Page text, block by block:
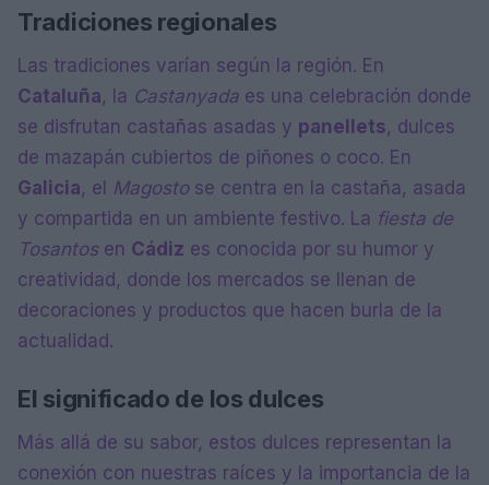
Tradiciones regionales
Las tradiciones varían según la región. En
Cataluña, la Castanyada es una celebración donde
se disfrutan castañas asadas y panellets, dulces
de mazapán cubiertos de piñones o coco. En
Galicia, el Magostose centra en la castaña, asada
y compartida en un ambiente festivo. La fiesta de
Tosantosen Cádiz es conocida por su humor y
creatividad, donde los mercados se llenan de
decoraciones y productos que hacen burla de la
actualidad.
El significado de los dulces
Más allá de su sabor, estos dulces representan la
conexión con nuestras raíces y la importancia de la